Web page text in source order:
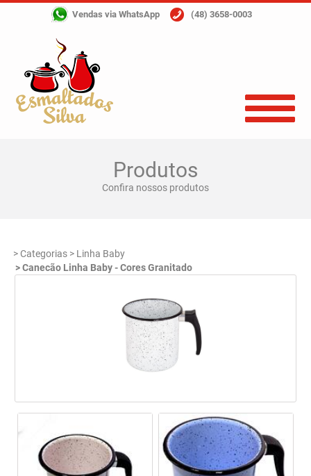
Vendas via WhatsApp (48) 3658-0003
Produtos
Confira nossos produtos
> Categorias> Linha Baby
> Canecão Linha Baby - Cores Granitado